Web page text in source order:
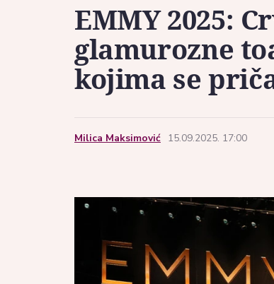
EMMY 2025:
glamurozne
kojima se
Milica Maksimović 15.09.2025. 17:00